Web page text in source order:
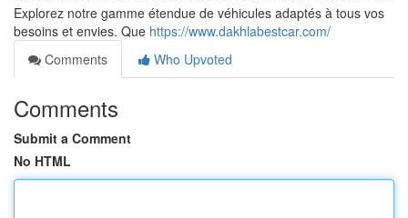
Explorez notre gamme étendue de véhicules adaptés à tous vos
besoins et envies. Que https://www.dakhlabestcar.com/
Comments
Who Upvoted
Comments
Submit a Comment
No HTML